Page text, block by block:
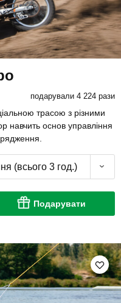
подарували 4 224 рази
трасою з різними
навчить основ управління
(всього 3 год.)
Подарувати